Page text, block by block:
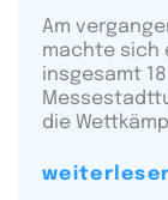
Am
machte sich
insgesamt
die